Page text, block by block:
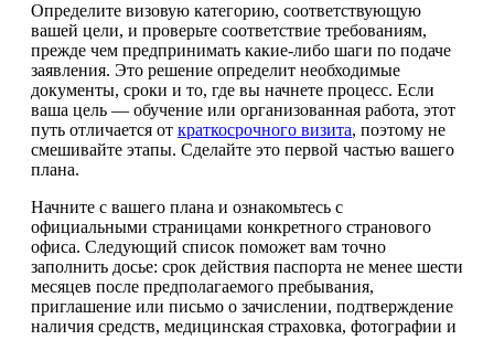
Определите визовую категорию, соответствующую
вашей цели, и проверьте соответствие требованиям,
прежде чем предпринимать какие-либо шаги по подаче
заявления. Это решение определит необходимые
документы, сроки и то, где вы начнете процесс. Если
ваша цель — обучение или организованная работа, этот
путь отличается от краткосрочного визита, поэтому не
смешивайте этапы. Сделайте это первой частью вашего
плана.
Начните с вашего плана и ознакомьтесь с
официальными страницами конкретного странового
офиса. Следующий список поможет вам точно
заполнить досье: срок действия паспорта не менее шести
месяцев после предполагаемого пребывания,
приглашение или письмо о зачислении, подтверждение
наличия средств, медицинская страховка, фотографии и